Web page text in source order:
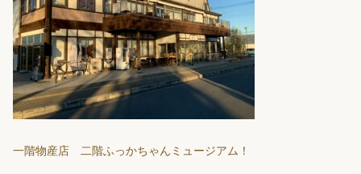
一階物産店 二階ふっかちゃんミュージアム！